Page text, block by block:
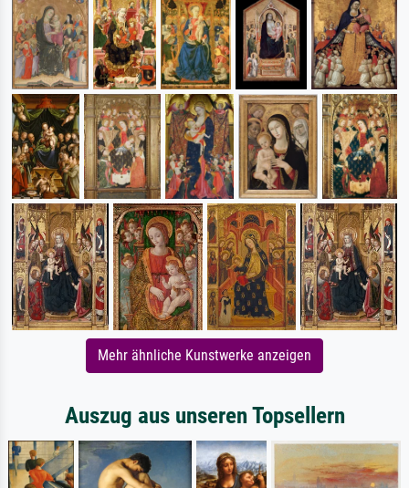
Mehr ähnliche Kunstwerke anzeigen
Auszug aus unseren Topsellern